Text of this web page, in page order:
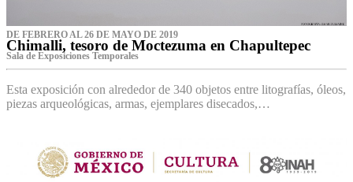
DE FEBRERO AL 26 DE MAYO DE 2019
Chimalli, tesoro de Moctezuma en Chapultepec
Sala de Exposiciones Temporales
Esta exposición con alrededor de 340 objetos entre litografías, óleos,
piezas arqueológicas, armas, ejemplares disecados,…